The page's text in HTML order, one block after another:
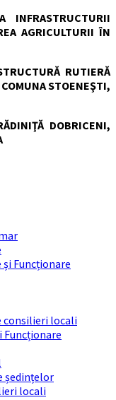
INFRASTRUCTURII
AGRICULTURII ÎN
RUTIERĂ
STOENEŞTI,
DOBRICENI,
Funcționare
consilieri locali
Funcționare
ședințelor
locali